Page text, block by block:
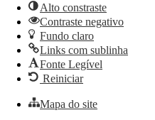
Alto constraste
Contraste negativo
Fundo claro
Links com sublinha
Fonte Legível
Reiniciar
Mapa do site